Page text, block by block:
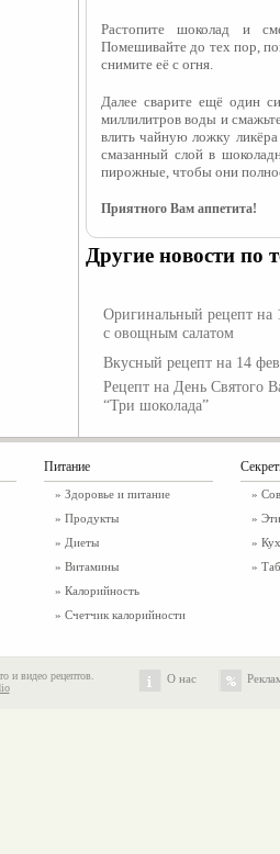
Растопите шоколад и
Помешивайте до тех пор,
снимите её с огня.
Далее сварите ещё один
миллилитров воды и
влить чайную ложку
смазанный слой в
пирожные, чтобы они
Приятного Вам аппетита!
Другие новости по
Оригинальный рецепт на
с овощным салатом
Вкусный рецепт на 14
Рецепт на День Святого
“Три шоколада”
Питание
» Здоровье и питание
» Продукты
» Диеты
» Витамины
» Калорийность
» Счетчик калорийности
»
»
»
»
и видео рецептов.
О нас